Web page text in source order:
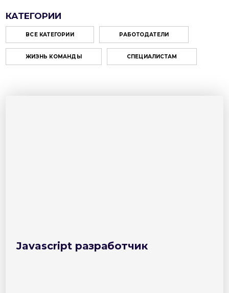
КАТЕГОРИИ
ВСЕ КАТЕГОРИИ РАБОТОДАТЕЛИ
ЖИЗНЬ КОМАНДЫ СПЕЦИАЛИСТАМ
Javascript разработчик